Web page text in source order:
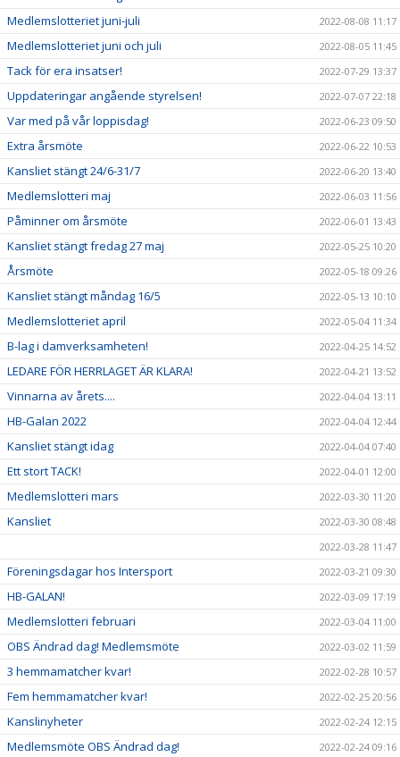
Medlemslotteriet juni-juli 2022-08-08 11:17
Medlemslotteriet juni och juli 2022-08-05 11:45
Tack för era insatser! 2022-07-29 13:37
Uppdateringar angående styrelsen! 2022-07-07 22:18
Var med på vår loppisdag! 2022-06-23 09:50
Extra årsmöte 2022-06-22 10:53
Kansliet stängt 24/6-31/7 2022-06-20 13:40
Medlemslotteri maj 2022-06-03 11:56
Påminner om årsmöte 2022-06-01 13:43
Kansliet stängt fredag 27 maj 2022-05-25 10:20
Årsmöte 2022-05-18 09:26
Kansliet stängt måndag 16/5 2022-05-13 10:10
Medlemslotteriet april 2022-05-04 11:34
B-lag i damverksamheten! 2022-04-25 14:52
LEDARE FÖR HERRLAGET ÄR KLARA! 2022-04-21 13:52
Vinnarna av årets.... 2022-04-04 13:11
HB-Galan 2022 2022-04-04 12:44
Kansliet stängt idag 2022-04-04 07:40
Ett stort TACK! 2022-04-01 12:00
Medlemslotteri mars 2022-03-30 11:20
Kansliet
2022-03-30 08:48
2022-03-28 11:47
Föreningsdagar hos Intersport 2022-03-21 09:30
HB-GALAN! 2022-03-09 17:19
Medlemslotteri februari 2022-03-04 11:00
OBS Ändrad dag! Medlemsmöte 2022-03-02 11:59
3 hemmamatcher kvar! 2022-02-28 10:57
Fem hemmamatcher kvar! 2022-02-25 20:56
Kanslinyheter 2022-02-24 12:15
Medlemsmöte OBS Ändrad dag! 2022-02-24 09:16